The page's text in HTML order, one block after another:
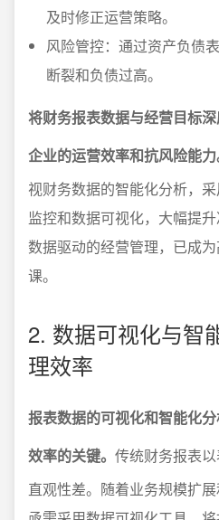
及时修正运营策略。
风险管控：通过资产负债
断裂和负债过高。
将财务报表数据与经营目标
企业的运营效率和抗风险能力
视财务数据的智能化分析，
监控和数据可视化，大幅提
数据驱动的经营管理，已成
课。
2. 数据可视化与智
理效率
报表数据的可视化和智能化
效率的关键。 传统财务报表
直观性差。随着业务规模扩